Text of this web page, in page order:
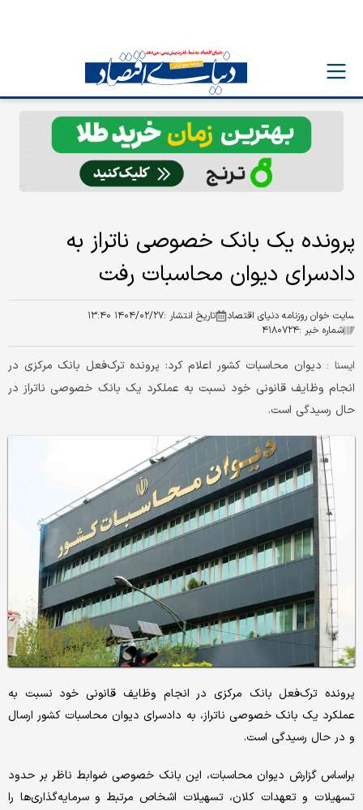
پرونده یک بانک خصوصی ناتراز به
دادسرای دیوان محاسبات رفت
سایت خوان روزنامه دنیای اقتصاد تاریخ انتشار :۱۴۰۴/۰۲/۲۷ ۱۳:۴۰
شماره خبر :۴۱۸۰۷۲۴
ايسنا : دیوان محاسبات کشور اعلام کرد: پرونده ترک‌فعل بانک مرکزی در
انجام وظایف قانونی خود نسبت به عملکرد یک بانک خصوصی ناتراز در
حال رسیدگی است.
پرونده ترک‌فعل بانک مرکزی در انجام وظایف قانونی خود نسبت به
عملکرد یک بانک خصوصی ناتراز، به دادسرای دیوان محاسبات کشور ارسال
و در حال رسیدگی است.
براساس گزارش دیوان محاسبات، این بانک خصوصی ضوابط ناظر بر حدود
تسهیلات و تعهدات کلان، تسهیلات اشخاص مرتبط و سرمایه‌گذاری‌ها را